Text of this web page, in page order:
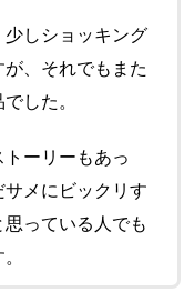
しショッキング
、それでもまた
した。
ーリーもあっ
メにビックリす
っている人でも